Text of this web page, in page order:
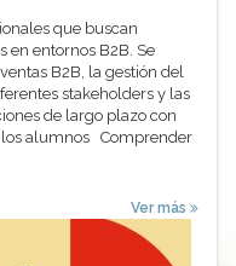
que buscan
en entornos B2B. Se
B2B, la gestión del
stakeholders y las
de largo plazo con
los alumnos Comprender
Ver más